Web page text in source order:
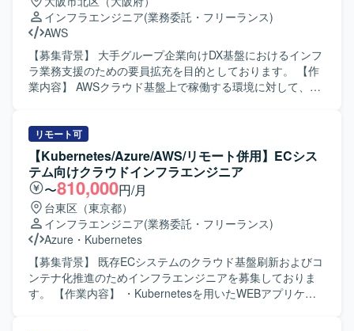
していただきます。 【求める人物像】 関係者と円滑にコミ
ュニケーションを取りながら、複数チームや製品間での調
整を主体的に進められる方を求めています。 サーバーサイ
ド設計やインフラ周りの知見を活かしながら、安定稼働と
機能拡張の両立に取り組んでいただける方が望ましいで
す。 【ポジションの魅力】 医療IT領域のPACSサーバーと
レおよびクラウド双方の知見を活かしつつ、非機能要件設
計やインフラ寄りの構築・運用経験も積むことができる環
境です。 【開発環境】 RDBMSとしてPostgreSQLを利用し
たサーバーサイドシステムを対象とした環境となります。
インフラエンジニア(業務委託・フリーランス)
AWS
【募集背景】 大手グループ企業向けDX基盤におけるインフ
ラ業務支援のための要員拡充を目的としております。 【作
業内容】 AWSクラウド基盤上で稼働する環境に対して、イ
会社システムとの接続妥当性確認、ネットワークや認証、
鍵管理等の基盤観点での確認、リスクや懸念点、推奨事項
の整理を実施していただきます。また、レビュー資料や説
明資料などのドキュメント作成、および顧客や関係部門と
の調整・説明対応もご担当いただきます。 【求める人物
像】 インフラ基盤全体を理解し、技術的な観点からリスク
や懸念点を整理できる方を求めております。関係者と調整
しながら、一人称で資料作成や説明対応ができ、ITに詳し
くない関係者に対してもリスクや推奨事項を分かりやすく
説明できる方を想定しております。AWS経験が浅い場合で
も、既存のインフラ経験を活かしてキャッチアップできる
リモート可
【Kubernetes/Azure/AWS/リモート併用】ECシス
テム向けクラウドインフラエンジニア
〜810,000円/月
台東区（東京都）
インフラエンジニア(業務委託・フリーランス)
Azure ・ Kubernetes
【募集背景】 既存ECシステムのクラウド基盤刷新およびコ
ンテナ化推進のためインフラエンジニアを募集しておりま
す。 【作業内容】 ・Kubernetesを用いたWEBアプリケー